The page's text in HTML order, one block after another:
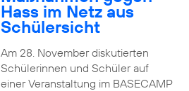
Hass im Netz aus
Schülersicht
Am 28. November diskutierten
Schülerinnen und Schüler auf
einer Veranstaltung im BASECAMP